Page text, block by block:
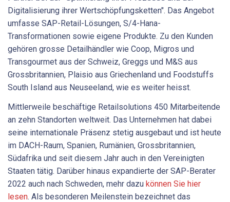
Digitalisierung ihrer Wertschöpfungsketten". Das Angebot
umfasse SAP-Retail-Lösungen, S/4-Hana-
Transformationen sowie eigene Produkte. Zu den Kunden
gehören grosse Detailhändler wie Coop, Migros und
Transgourmet aus der Schweiz, Greggs und M&S aus
Grossbritannien, Plaisio aus Griechenland und Foodstuffs
South Island aus Neuseeland, wie es weiter heisst.
Mittlerweile beschäftige Retailsolutions 450 Mitarbeitende
an zehn Standorten weltweit. Das Unternehmen hat dabei
seine internationale Präsenz stetig ausgebaut und ist heute
im DACH-Raum, Spanien, Rumänien, Grossbritannien,
Südafrika und seit diesem Jahr auch in den Vereinigten
Staaten tätig. Darüber hinaus expandierte der SAP-Berater
2022 auch nach Schweden, mehr dazu können Sie hier
lesen. Als besonderen Meilenstein bezeichnet das